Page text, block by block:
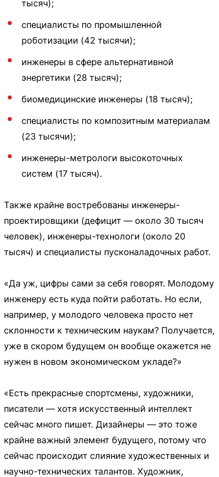
тысяч);
специалисты по промышленной
роботизации (42 тысячи);
инженеры в сфере альтернативной
энергетики (28 тысяч);
биомедицинские инженеры (18 тысяч);
специалисты по композитным материалам
(23 тысячи);
инженеры-метрологи высокоточных
систем (17 тысяч).
Также крайне востребованы инженеры-
проектировщики (дефицит — около 30 тысяч
человек), инженеры-технологи (около 20
тысяч) и специалисты пусконаладочных работ.
«Да уж, цифры сами за себя говорят. Молодому
инженеру есть куда пойти работать. Но если,
например, у молодого человека просто нет
склонности к техническим наукам? Получается,
уже в скором будущем он вообще окажется не
нужен в новом экономическом укладе?»
«Есть прекрасные спортсмены, художники,
писатели — хотя искусственный интеллект
сейчас много пишет. Дизайнеры — это тоже
крайне важный элемент будущего, потому что
сейчас происходит слияние художественных и
научно-технических талантов. Художник,